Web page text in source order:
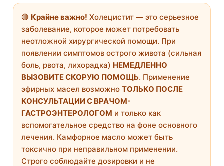
🔴 Крайне важно! Холецистит — это серьезное
заболевание, которое может потребовать
неотложной хирургической помощи. При
появлении симптомов острого живота (сильная
боль, рвота, лихорадка) НЕМЕДЛЕННО
ВЫЗОВИТЕ СКОРУЮ ПОМОЩЬ. Применение
эфирных масел возможно ТОЛЬКО ПОСЛЕ
КОНСУЛЬТАЦИИ С ВРАЧОМ-
ГАСТРОЭНТЕРОЛОГОМ и только как
вспомогательное средство на фоне основного
лечения. Камфорное масло может быть
токсично при неправильном применении.
Строго соблюдайте дозировки и не